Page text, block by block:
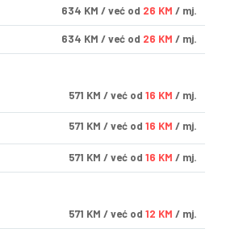
634 KM / već od 26 KM / mj.
634 KM / već od 26 KM / mj.
571 KM / već od 16 KM / mj.
571 KM / već od 16 KM / mj.
571 KM / već od 16 KM / mj.
571 KM / već od 12 KM / mj.